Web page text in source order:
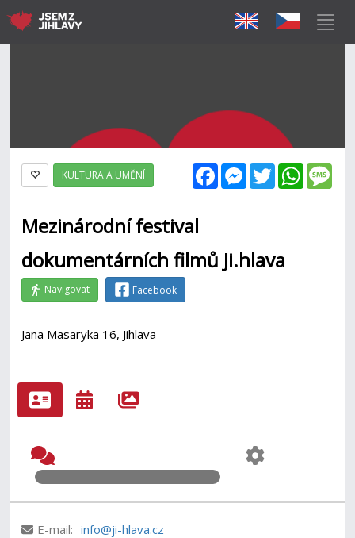
FacebookMessenger
Twitter
KULTURA A UMĚNÍ
Mezinárodní festival
dokumentárních filmů Ji.hlava
Navigovat Facebook
Jana Masaryka 16, Jihlava
E-mail: info@ji-hlava.cz